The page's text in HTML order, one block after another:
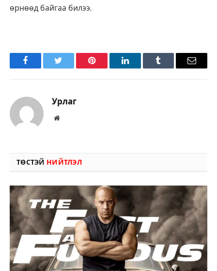
өрнөөд байгаа билээ.
FacebookTwitter Pinterest LinkedInTumblr Имэйл
Урлаг
Вэбсайт
ТӨСТЭЙ НИЙТЛЭЛ